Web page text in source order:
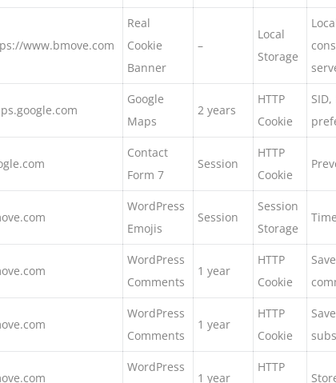
www.bmove.com
Real
Cookie
Banner
–
Local
Storage
Google
Maps
2 years
HTTP
Cookie
Contact
Form 7
Session
HTTP
Cookie
WordPress
Emojis
Session
Session
Storage
WordPress
Comments
1 year
HTTP
Cookie
WordPress
Comments
1 year
HTTP
Cookie
WordPress
1 year
HTTP